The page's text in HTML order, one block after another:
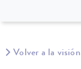
Volver a la